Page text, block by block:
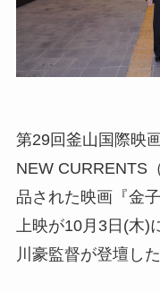
第29回釜山国際映
NEW CURRENTS
品された映画『金
上映が10月3日(木)
川豪監督が登壇した